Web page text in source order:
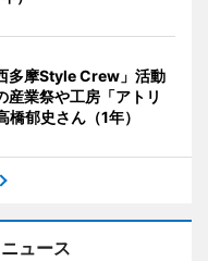
多摩Style Crew」活動
業祭や工房「アトリ
郁史さん（1年）
ュース